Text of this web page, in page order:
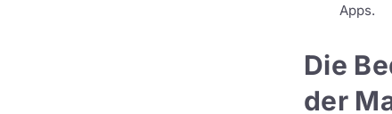
Apps.
Die
der